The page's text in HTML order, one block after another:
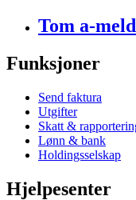
Tom a-
Funksjoner
Send faktura
Utgifter
Skatt &
Lønn & bank
Holdingsselskap
Hjelpesenter